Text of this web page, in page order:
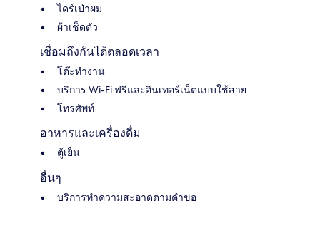
ไดร์เป่าผม
ผ้าเช็ดตัว
เชื่อมถึงกันได้ตลอดเวลา
โต๊ะทำงาน
บริการ Wi-Fi ฟรีและอินเทอร์เน็ตแบบใช้สาย
โทรศัพท์
อาหารและเครื่องดื่ม
ตู้เย็น
อื่นๆ
บริการทำความสะอาดตามคำขอ